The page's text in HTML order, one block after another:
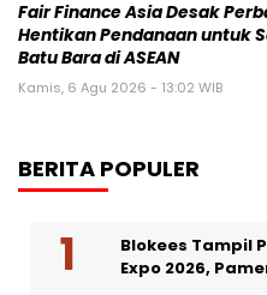
Fair Finance Asia Desak
Hentikan Pendanaan untuk
Batu Bara di ASEAN
Kamis, 6 Agu 2026 - 13:02 WIB
BERITA POPULER
Blokees Tampil
Expo 2026,